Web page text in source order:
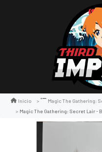
Inicio
Magic The Gathering:
Magic The Gathering: Secret Lair - Back In My